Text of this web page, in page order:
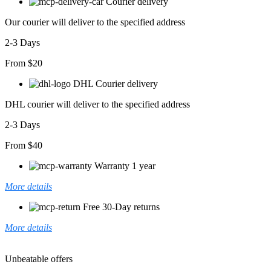
Our courier will deliver to the specified address
2-3 Days
From $20
DHL Courier delivery
DHL courier will deliver to the specified address
2-3 Days
From $40
Warranty 1 year
More details
Free 30-Day returns
More details
Unbeatable offers